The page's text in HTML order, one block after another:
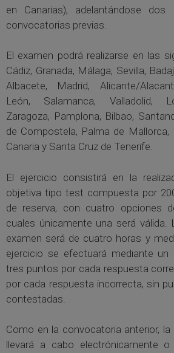
en Canarias), adelantándose
convocatorias previas.
El examen podrá realizarse en las
Cádiz, Granada, Málaga, Sevilla,
Albacete, Madrid, Alicante/
León, Salamanca, Valladolid,
Zaragoza, Pamplona, Bilbao,
de Compostela, Palma de Mallorca,
Canaria y Santa Cruz de Tenerife.
El ejercicio consistirá en la
objetiva tipo test compuesta por
de reserva, con cuatro opciones
cuales únicamente una será válida.
examen será de cuatro horas y
ejercicio se efectuará mediante
tres puntos por cada respuesta
por cada respuesta incorrecta, sin
contestadas.
Como en la convocatoria anterior,
llevará a cabo electrónicamente o